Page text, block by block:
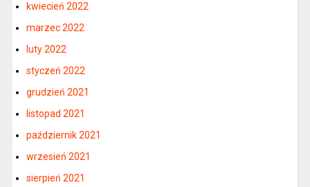
kwiecień 2022
marzec 2022
luty 2022
styczeń 2022
grudzień 2021
listopad 2021
październik 2021
wrzesień 2021
sierpień 2021